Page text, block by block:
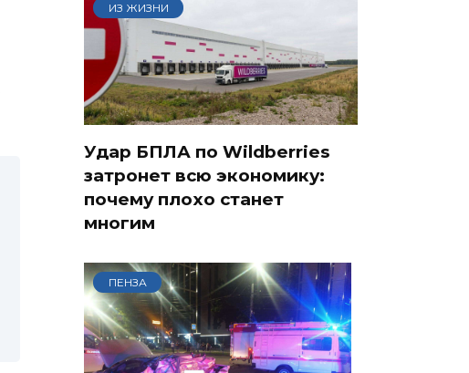
ИЗ ЖИЗНИ
Удар БПЛА по Wildberries
затронет всю экономику:
почему плохо станет
многим
ПЕНЗА